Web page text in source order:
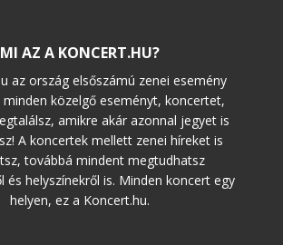
MI AZ A KONCERT.HU?
az ország elsőszámú zenei esemény
közelgő eseményt, koncertet,
amikre akár azonnal jegyet is
A koncertek mellett zenei híreket is
továbbá mindent megtudhatsz
és helyszínekről is. Minden koncert egy
helyen, ez a Koncert.hu.